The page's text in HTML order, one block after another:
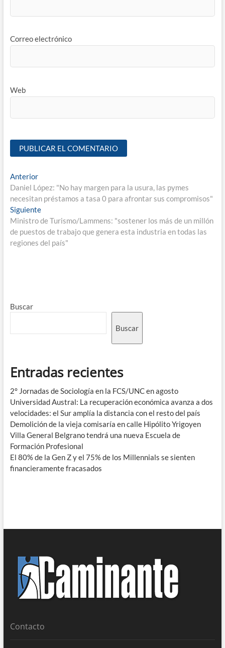
Correo electrónico
Web
Anterior
Daniel López: "No hay margen para la usura, las pymes
necesitan préstamos a tasa 0 para afrontar sus compromisos"
Siguiente
Ministro de Turismo/Lammens: "sostener los más de un millón
de puestos de trabajo que genera esta industria en todas las
regiones del país"
Buscar
Buscar
Entradas recientes
2° Jornadas de Sociología en la FCS/UNC en agosto
Universidad Austral: La recuperación económica avanza a dos
velocidades: el Sur amplía la distancia con el resto del país
Demolición de la vieja comisaría en calle Hipólito Yrigoyen
Villa General Belgrano tendrá una nueva Escuela de
Formación Profesional
El 80% de la Gen Z y el 75% de los Millennials se sienten
financieramente fracasados
Contacto